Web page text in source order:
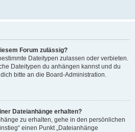
Forum zulässig?
Dateitypen zulassen oder verbieten.
Dateitypen du anhängen kannst und du
bitte an die Board-Administration.
Dateianhänge erhalten?
zu erhalten, gehe in den persönlichen
einen Punkt „Dateianhänge